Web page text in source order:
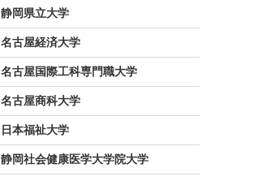
静岡県立大学
名古屋経済大学
名古屋国際工科専門職大学
名古屋商科大学
日本福祉大学
静岡社会健康医学大学院大学